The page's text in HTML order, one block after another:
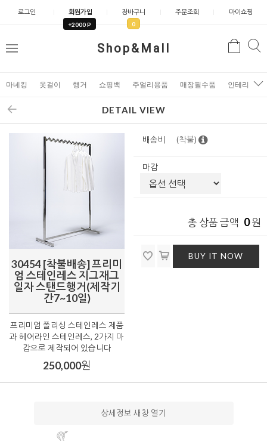
로그인 회원가입
+2000 P
장바구니
0
주문조회 마이쇼핑
Shop&Mall
메
검
마네킹 옷걸이 행거 쇼핑백 주얼리용품 매장필수품 인테리어소
DETAIL VIEW
30454 [착불배송] 프리미
엄 스테인레스 지그재그
일자 스탠드행거(제작기
간7~10일)
프리미엄 폴리싱 스테인레스 제품
과 헤어라인 스테인레스, 2가지 마
감으로 제작되어 있습니다
250,000원
배송비 (착불)
마감
총 상품 금액 0원
BUY IT NOW
상세정보 새창 열기